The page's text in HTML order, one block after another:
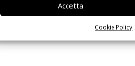
Accetta
Cookie Policy